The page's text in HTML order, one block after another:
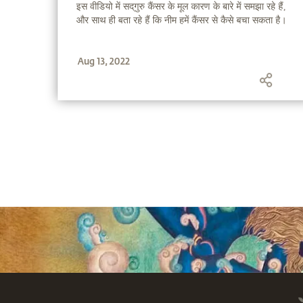
इस वीडियो में सद्‌गुरु कैंसर के मूल कारण के बारे में समझा रहे हैं,
और साथ ही बता रहे हैं कि नीम हमें कैंसर से कैसे बचा सकता है।
Aug 13, 2022